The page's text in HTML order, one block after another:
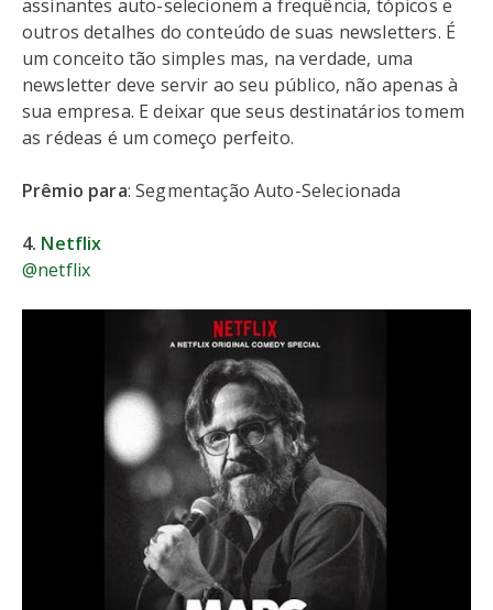
assinantes auto-selecionem a freqüência, tópicos e
outros detalhes do conteúdo de suas newsletters. É
um conceito tão simples mas, na verdade, uma
newsletter deve servir ao seu público, não apenas à
sua empresa. E deixar que seus destinatários tomem
as rédeas é um começo perfeito.
Prêmio para: Segmentação Auto-Selecionada
4. Netflix
@netflix